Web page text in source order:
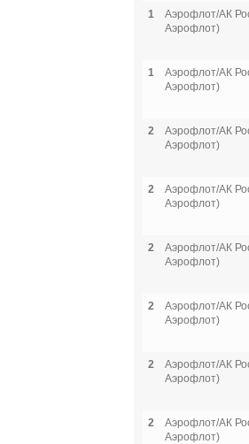
1
Аэрофлот/АК
Аэрофлот)
1
Аэрофлот/АК
Аэрофлот)
2
Аэрофлот/АК
Аэрофлот)
2
Аэрофлот/АК
Аэрофлот)
2
Аэрофлот/АК
Аэрофлот)
2
Аэрофлот/АК
Аэрофлот)
2
Аэрофлот/АК
Аэрофлот)
2
Аэрофлот/АК
Аэрофлот)